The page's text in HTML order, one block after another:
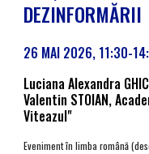
DEZINFORMĂRII
26 MAI 2026, 11:30-14:
Luciana Alexandra
Valentin STOIAN,
Viteazul"
Eveniment în limba română(